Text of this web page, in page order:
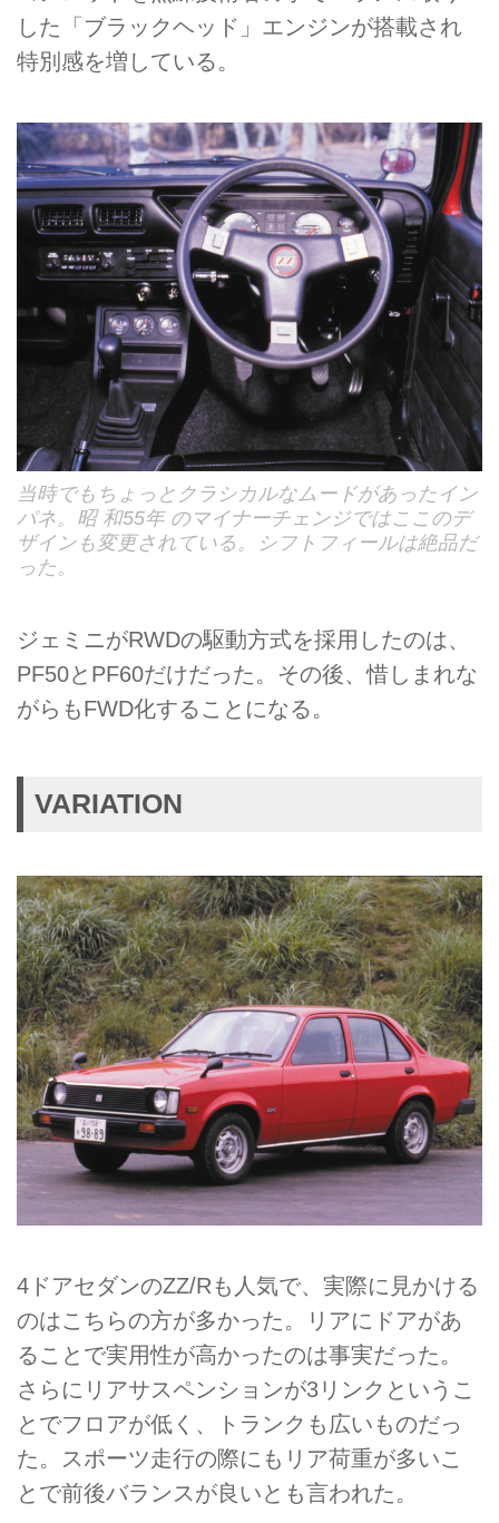
した「ブラックヘッド」エンジンが搭載され
特別感を増している。
当時でもちょっとクラシカルなムードがあったイン
パネ。昭 和55年 のマイナーチェンジではここのデ
ザインも変更されている。シフトフィールは絶品だ
った。
ジェミニがRWDの駆動方式を採用したのは、
PF50とPF60だけだった。その後、惜しまれな
がらもFWD化することになる。
VARIATION
4ドアセダンのZZ/Rも人気で、実際に見かける
のはこちらの方が多かった。リアにドアがあ
ることで実用性が高かったのは事実だった。
さらにリアサスペンションが3リンクというこ
とでフロアが低く、トランクも広いものだっ
た。スポーツ走行の際にもリア荷重が多いこ
とで前後バランスが良いとも言われた。